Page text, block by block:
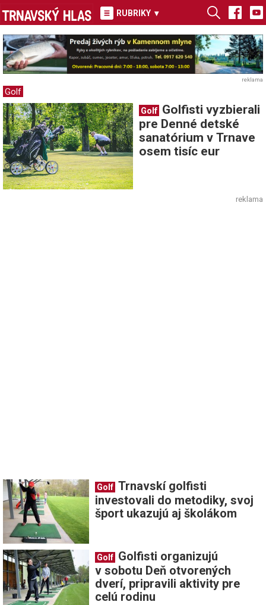
RUBRIKY ▾
reklama
Golf
Golf Golfisti vyzbierali
pre Denné detské
sanatórium v Trnave
osem tisíc eur
reklama
Golf Trnavskí golfisti
investovali do metodiky, svoj
šport ukazujú aj školákom
Golf Golfisti organizujú
v sobotu Deň otvorených
dverí, pripravili aktivity pre
celú rodinu